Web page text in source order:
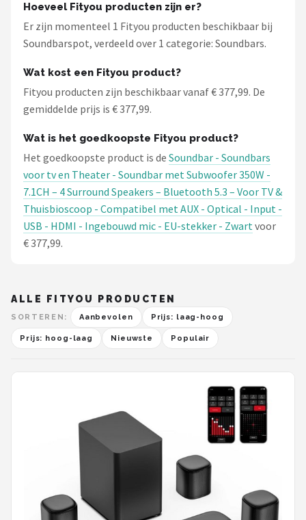
Hoeveel Fityou producten zijn er?
Er zijn momenteel 1 Fityou producten beschikbaar bij
Soundbarspot, verdeeld over 1 categorie: Soundbars.
Wat kost een Fityou product?
Fityou producten zijn beschikbaar vanaf € 377,99. De
gemiddelde prijs is € 377,99.
Wat is het goedkoopste Fityou product?
Het goedkoopste product is de Soundbar - Soundbars
voor tv en Theater - Soundbar met Subwoofer 350W -
7.1CH – 4 Surround Speakers – Bluetooth 5.3 – Voor TV &
Thuisbioscoop - Compatibel met AUX - Optical - Input -
USB - HDMI - Ingebouwd mic - EU-stekker - Zwartvoor
€ 377,99.
ALLE FITYOU PRODUCTEN
SORTEREN: Aanbevolen Prijs: laag-hoog
Prijs: hoog-laag Nieuwste Populair